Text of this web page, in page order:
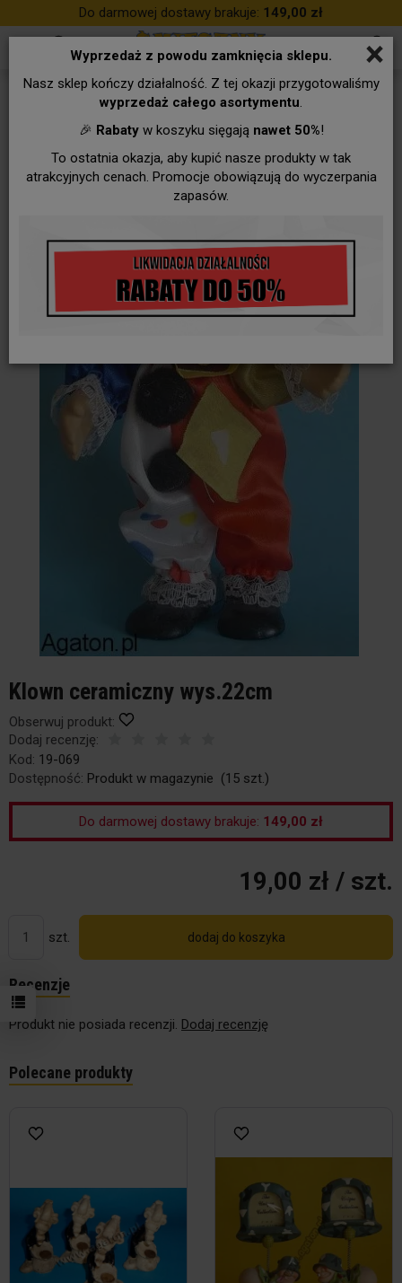
×
Wyprzedaż z powodu zamknięcia sklepu.
Nasz sklep kończy działalność. Z tej okazji przygotowaliśmy
wyprzedaż całego asortymentu.
🎉 Rabatyw koszyku sięgają nawet 50%!
To ostatnia okazja, aby kupić nasze produkty w tak
atrakcyjnych cenach. Promocje obowiązują do wyczerpania
zapasów.
Do darmowej dostawy brakuje: 149,00 zł
Klown ceramiczny wys.22cm
Obserwuj produkt:
Dodaj recenzję:
Kod: 19-069
Dostępność: Produkt w magazynie (15 szt.)
Do darmowej dostawy brakuje: 149,00 zł
19,00 zł / szt.
szt. dodaj do koszyka
Recenzje
Produkt nie posiada recenzji. Dodaj recenzję
Polecane produkty